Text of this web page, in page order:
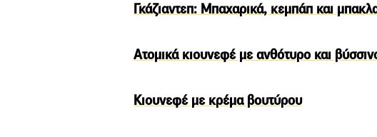
Γκάζιαντεπ: Μπαχαρικά, κεμπάπ και
Ατομικά κιουνεφέ με ανθότυρο και
Κιουνεφέ με κρέμα βουτύρου